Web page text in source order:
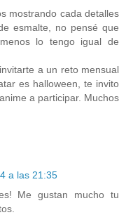
mostrando cada detalles
esmalte, no pensé que
lo tengo igual de
a un reto mensual
es halloween, te invito
a participar. Muchos
a las 21:35
Me gustan mucho tu